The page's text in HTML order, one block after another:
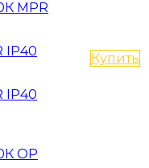
IP40
IP40
Купить